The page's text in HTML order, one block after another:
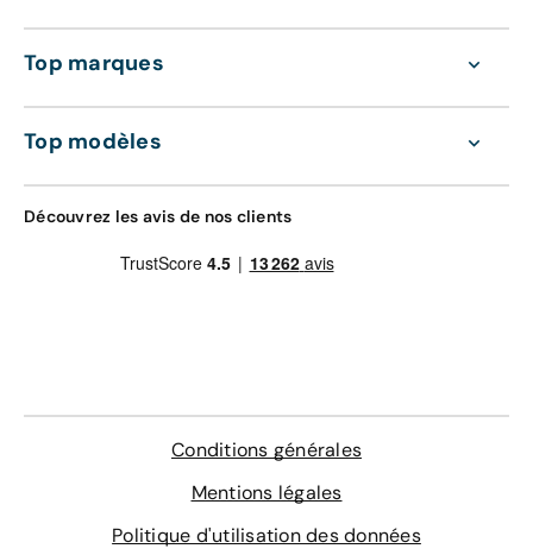
Top marques
Top modèles
Découvrez les avis de nos clients
Conditions générales
Mentions légales
Politique d'utilisation des données